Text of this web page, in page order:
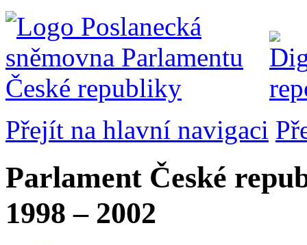
Přejít na hlavní navigaci
Parlament České
1998 – 2002